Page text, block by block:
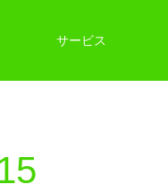
サービス